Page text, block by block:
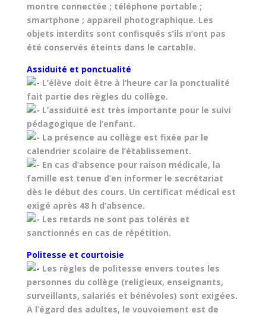
montre connectée ; téléphone portable ;
smartphone ; appareil photographique. Les
objets interdits sont confisqués s’ils n’ont pas
été conservés éteints dans le cartable.
Assiduité et ponctualité
L’élève doit être à l’heure car la ponctualité
fait partie des règles du collège.
L’assiduité est très importante pour le suivi
pédagogique de l’enfant.
La présence au collège est fixée par le
calendrier scolaire de l’établissement.
En cas d’absence pour raison médicale, la
famille est tenue d’en informer le secrétariat
dès le début des cours. Un certificat médical est
exigé après 48 h d’absence.
Les retards ne sont pas tolérés et
sanctionnés en cas de répétition.
Politesse et courtoisie
Les règles de politesse envers toutes les
personnes du collège (religieux, enseignants,
surveillants, salariés et bénévoles) sont exigées.
A l’égard des adultes, le vouvoiement est de